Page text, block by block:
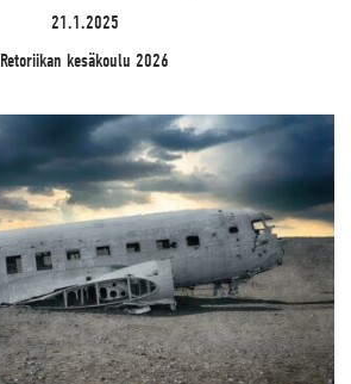
21.1.2025
Retoriikan kesäkoulu 2026